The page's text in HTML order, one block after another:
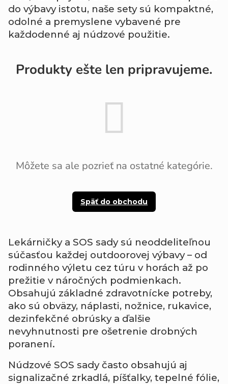
do výbavy istotu, naše setysú kompaktné,
odolné a premyslene vybavené pre
každodenné aj núdzové použitie.
Produkty ešte len pripravujeme.
Môžete sa ale pozrieť na ostatné kategórie.
Späť do obchodu
Lekárničky a SOS sadysú neoddeliteľnou
súčasťou každej outdoorovej výbavy – od
rodinného výletu cez túru v horách až po
prežitie v náročných podmienkach.
Obsahujú základné zdravotnícke potreby,
ako sú obväzy, náplasti, nožnice, rukavice,
dezinfekčné obrúsky a ďalšie
nevyhnutnosti pre ošetrenie drobných
poranení.
Núdzové SOS sadyčasto obsahujú aj
signalizačné zrkadlá, píšťalky, tepelné fólie,